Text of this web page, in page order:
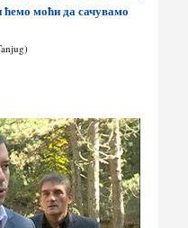
моћи да сачувамо